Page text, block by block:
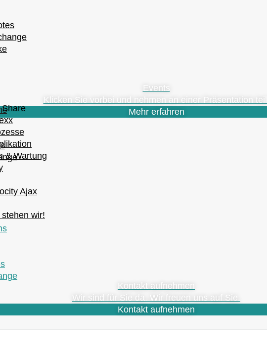
& Wartung
Ajax
wir!
Events
Klicken Sie vorbei und nehmen an einer Präsentation
Mehr erfahren
Kontakt aufnehmen
Wir sind für Sie da. Wir freuen uns auf Sie.
Kontakt aufnehmen